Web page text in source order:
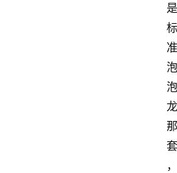
是
标
准
泡
泡
龙
那
套
，